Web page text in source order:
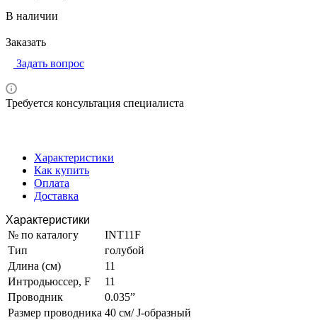
В наличии
Заказать
Задать вопрос
Требуется консультация специалиста
Характеристики
Как купить
Оплата
Доставка
Характеристики
№ по каталогу
INT11F
Тип
голубой
Длина (см)
11
Интродьюссер, F
11
Проводник
0.035”
Размер проводника 40 см/ J-образный